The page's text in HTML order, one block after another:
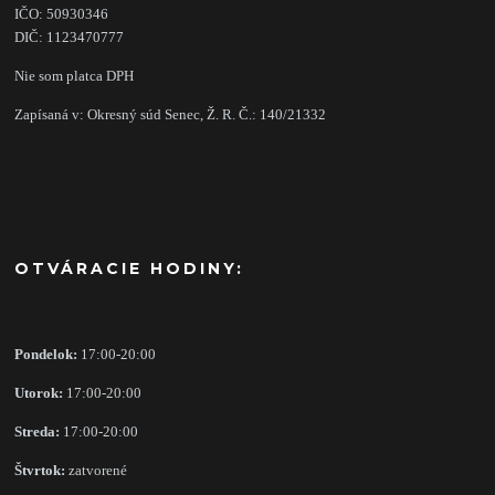
IČO: 50930346
DIČ: 1123470777
Nie som platca DPH
Zapísaná v: Okresný súd Senec, Ž. R. Č.: 140/21332
OTVÁRACIE HODINY:
Pondelok: 17:00-20:00
Utorok: 17:00-20:00
Streda: 17:00-20:00
Štvrtok: zatvorené